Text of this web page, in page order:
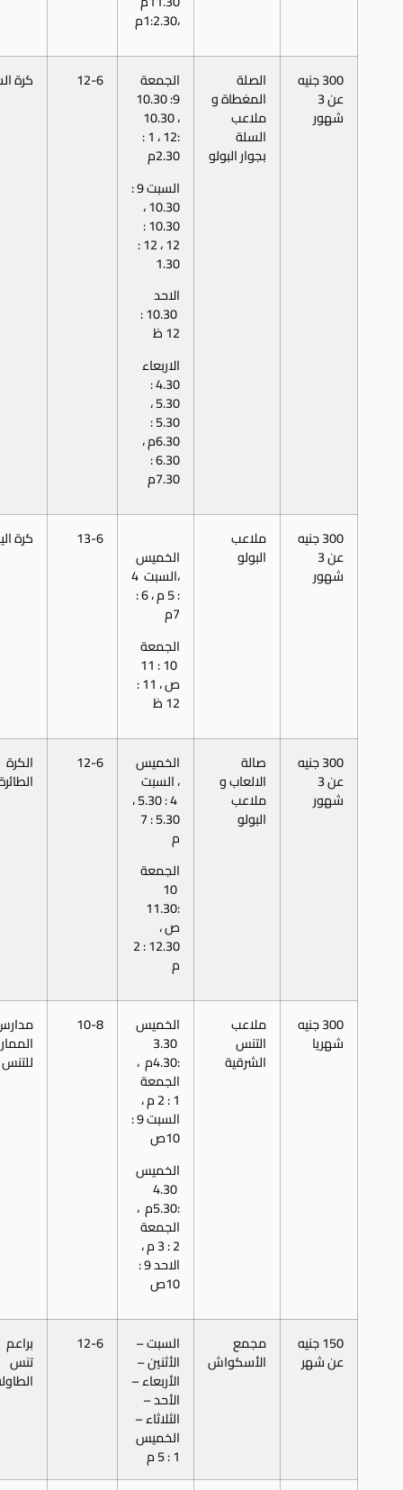
،1:2.30م
300 جنيه
عن 3
شهور
الصلة
المغطاة و
ملاعب
السلة
بجوار البولو
الجمعة
9: 10.30
، 10.30
:12 ، 1 :
2.30م
السبت 9 :
10.30 ،
10.30 :
12 ، 12 :
1.30
الاحد
10.30 :
12 ظ
الاربعاء
4.30 :
5.30 ،
5.30 :
6.30م ،
6.30 :
7.30م
12-6 كرة
300 جنيه
عن 3
شهور
ملاعب
البولو الخميس
،السبت 4
: 5 م ، 6 :
7م
الجمعة
10 : 11
ص ، 11 :
12 ظ
13-6 كرة
300 جنيه
عن 3
شهور
صالة
الالعاب و
ملاعب
البولو
الخميس
، السبت
4 : 5.30 ،
5.30 : 7
م
الجمعة
10
:11.30
ص ،
12.30 : 2
م
12-6 الكرة
300 جنيه
شهريا
ملاعب
التنس
الشرقية
الخميس
3.30
:4.30م ،
الجمعة
1 : 2 م ،
السبت 9 :
10ص
الخميس
4.30
:5.30م ،
الجمعة
2 : 3 م ،
الاحد 9 :
10ص
10-8
للتنس
150 جنيه
عن شهر
مجمع
الأسكواش
السبت –
الأثنين –
الأربعاء –
الأحد –
الثلاثاء –
الخميس
1 : 5 م
12-6 براعم
تنس